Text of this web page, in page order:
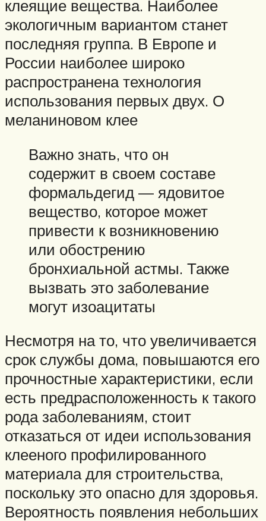
клеящие вещества. Наиболее
экологичным вариантом станет
последняя группа. В Европе и
России наиболее широко
распространена технология
использования первых двух. О
меланиновом клее
Важно знать, что он
содержит в своем составе
формальдегид — ядовитое
вещество, которое может
привести к возникновению
или обострению
бронхиальной астмы. Также
вызвать это заболевание
могут изоацитаты
Несмотря на то, что увеличивается
срок службы дома, повышаются его
прочностные характеристики, если
есть предрасположенность к такого
рода заболеваниям, стоит
отказаться от идеи использования
клееного профилированного
материала для строительства,
поскольку это опасно для здоровья.
Вероятность появления небольших